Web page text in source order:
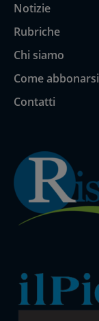
Notizie
Rubriche
Chi siamo
Come abbonarsi
Contatti